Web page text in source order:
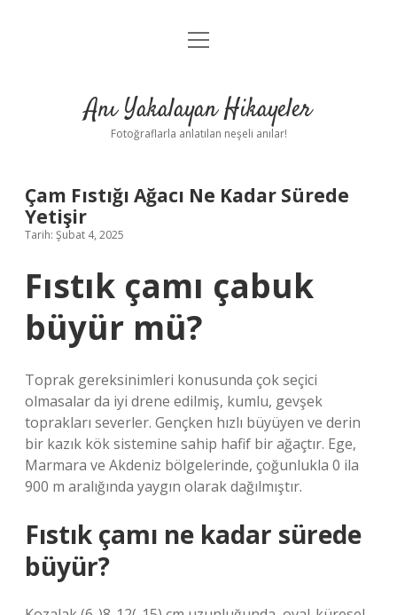
Anasayfa
Yasal Uyarı
menüyü
Anı Yakalayan Hikayeler
Fotoğraflarla anlatılan neşeli anılar!
Çam Fıstığı Ağacı Ne Kadar Sürede
Yetişir
Tarih: Şubat 4, 2025
Fıstık çamı çabuk
büyür mü?
Toprak gereksinimleri konusunda çok seçici
olmasalar da iyi drene edilmiş, kumlu, gevşek
toprakları severler. Gençken hızlı büyüyen ve derin
bir kazık kök sistemine sahip hafif bir ağaçtır. Ege,
Marmara ve Akdeniz bölgelerinde, çoğunlukla 0 ila
900 m aralığında yaygın olarak dağılmıştır.
Fıstık çamı ne kadar sürede
büyür?